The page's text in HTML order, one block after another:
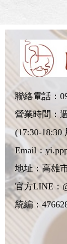
聯絡電話：
營業時間：
(17:30-
Email：
地址： 高雄
官方LINE：
統編：